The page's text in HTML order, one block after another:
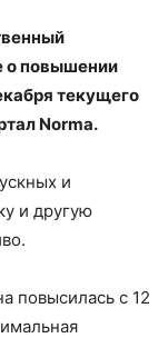
о повышении
текущего
Norma.
и
и другую
повысилась с 12